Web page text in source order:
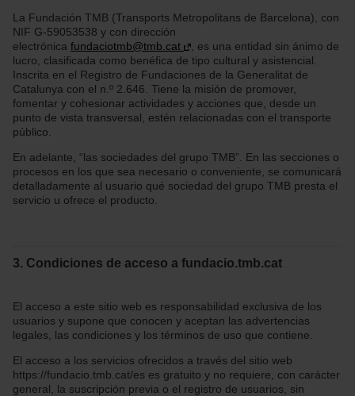
La Fundación TMB (Transports Metropolitans de Barcelona), con
NIF G-59053538 y con dirección
electrónica fundaciotmb@tmb.cat
, es una entidad sin ánimo de
lucro, clasificada como benéfica de tipo cultural y asistencial.
Inscrita en el Registro de Fundaciones de la Generalitat de
Catalunya con el n.º 2.646. Tiene la misión de promover,
fomentar y cohesionar actividades y acciones que, desde un
punto de vista transversal, estén relacionadas con el transporte
público.
En adelante, “las sociedades del grupo TMB”. En las secciones o
procesos en los que sea necesario o conveniente, se comunicará
detalladamente al usuario qué sociedad del grupo TMB presta el
servicio u ofrece el producto.
3. Condiciones de acceso a fundacio.tmb.cat
El acceso a este sitio web es responsabilidad exclusiva de los
usuarios y supone que conocen y aceptan las advertencias
legales, las condiciones y los términos de uso que contiene.
El acceso a los servicios ofrecidos a través del sitio web
https://fundacio.tmb.cat/es es gratuito y no requiere, con carácter
general, la suscripción previa o el registro de usuarios, sin